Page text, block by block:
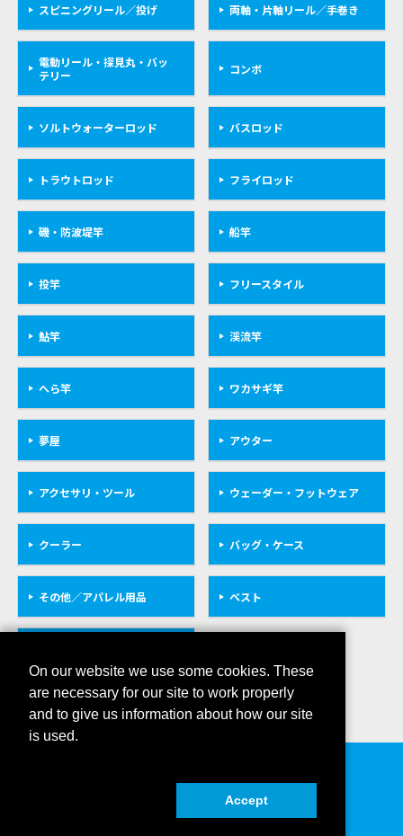
スピニングリール／投げ 両軸・片軸リール／手巻き
電動リール・探見丸・バッ
テリー
コンボ
ソルトウォーターロッド バスロッド
トラウトロッド フライロッド
磯・防波堤竿 船竿
投竿 フリースタイル
鮎竿 渓流竿
へら竿 ワカサギ竿
夢屋 アウター
アクセサリ・ツール ウェーダー・フットウェア
クーラー バッグ・ケース
その他／アパレル用品 ベスト
On our website we use some cookies. These
are necessary for our site to work properly
and to give us information about how our site
is used.
Accept